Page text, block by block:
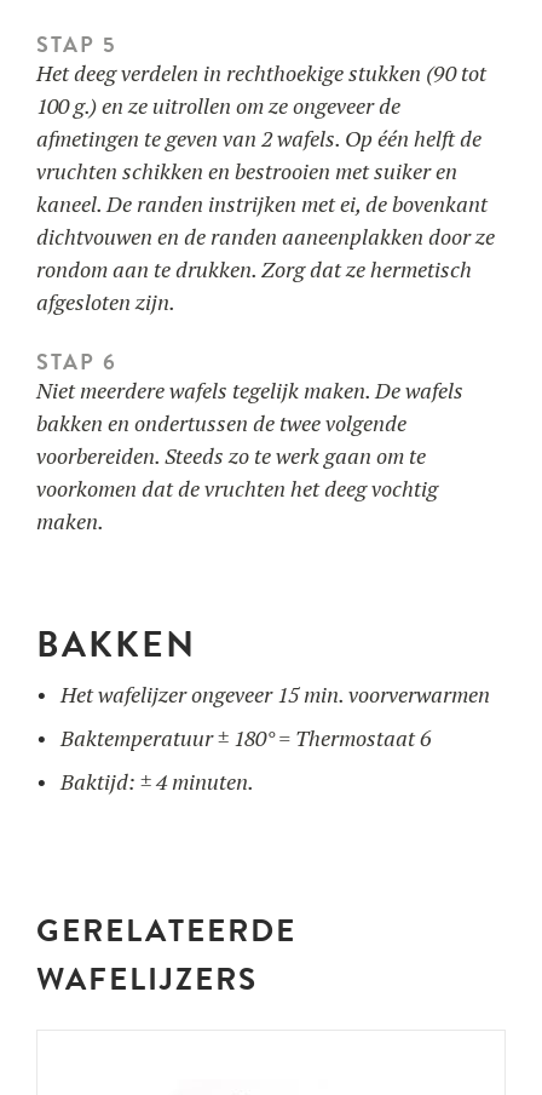
STAP 5
Het deeg verdelen in rechthoekige stukken (90 tot
100 g.) en ze uitrollen om ze ongeveer de
afmetingen te geven van 2 wafels. Op één helft de
vruchten schikken en bestrooien met suiker en
kaneel. De randen instrijken met ei, de bovenkant
dichtvouwen en de randen aaneenplakken door ze
rondom aan te drukken. Zorg dat ze hermetisch
afgesloten zijn.
STAP 6
Niet meerdere wafels tegelijk maken. De wafels
bakken en ondertussen de twee volgende
voorbereiden. Steeds zo te werk gaan om te
voorkomen dat de vruchten het deeg vochtig
maken.
BAKKEN
Het wafelijzer ongeveer 15 min. voorverwarmen
Baktemperatuur ± 180° = Thermostaat 6
Baktijd: ± 4 minuten.
GERELATEERDE
WAFELIJZERS